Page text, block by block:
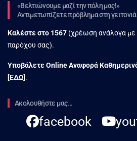
«Βελτιώνουμε μαζί την πόλη μας!»
Αντιμετωπίζετε πρόβλημα στη
Καλέστε στο 1567 (χρέωση ανάλογα με
παρόχου σας).
Υποβάλετε Online Αναφορά
[ΕΔΩ] .
Ακολουθήστε μας...
facebook